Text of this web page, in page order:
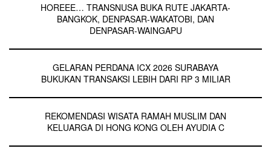
HOREEE… TRANSNUSA BUKA RUTE JAKARTA-
BANGKOK, DENPASAR-WAKATOBI, DAN
DENPASAR-WAINGAPU
GELARAN PERDANA ICX 2026 SURABAYA
BUKUKAN TRANSAKSI LEBIH DARI RP 3 MILIAR
REKOMENDASI WISATA RAMAH MUSLIM DAN
KELUARGA DI HONG KONG OLEH AYUDIA C